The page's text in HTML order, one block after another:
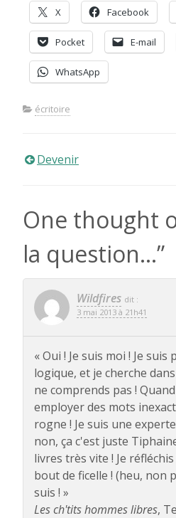
X Facebook
Pocket E-mail
WhatsApp
écritoire
Navigation
l’article
Devenir
One thought
la question…”
Wildfires dit :
3 mai 2013 à 21h41
« Oui ! Je suis moi ! Je
logique, et je cherche
ne comprends pas !
employer des mots
rogne ! Je suis une
non, ça c'est juste
livres très vite ! Je
bout de ficelle ! (heu, non
suis ! »
Les ch'tits hommes libres,